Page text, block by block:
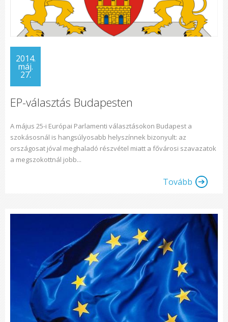
2014.
máj.
27.
EP-választás Budapesten
A május 25-i Európai Parlamenti választásokon Budapest a
szokásosnál is hangsúlyosabb helyszínnek bizonyult: az
országosat jóval meghaladó részvétel miatt a fővárosi szavazatok
a megszokottnál jobb...
Tovább